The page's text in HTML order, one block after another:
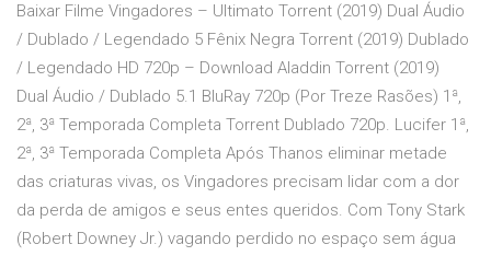
Baixar Filme Vingadores – Ultimato Torrent (2019) Dual Áudio
/ Dublado / Legendado 5 Fênix Negra Torrent (2019) Dublado
/ Legendado HD 720p – Download Aladdin Torrent (2019)
Dual Áudio / Dublado 5.1 BluRay 720p (Por Treze Rasões) 1ª,
2ª, 3ª Temporada Completa Torrent Dublado 720p. Lucifer 1ª,
2ª, 3ª Temporada Completa Após Thanos eliminar metade
das criaturas vivas, os Vingadores precisam lidar com a dor
da perda de amigos e seus entes queridos. Com Tony Stark
(Robert Downey Jr.) vagando perdido no espaço sem água